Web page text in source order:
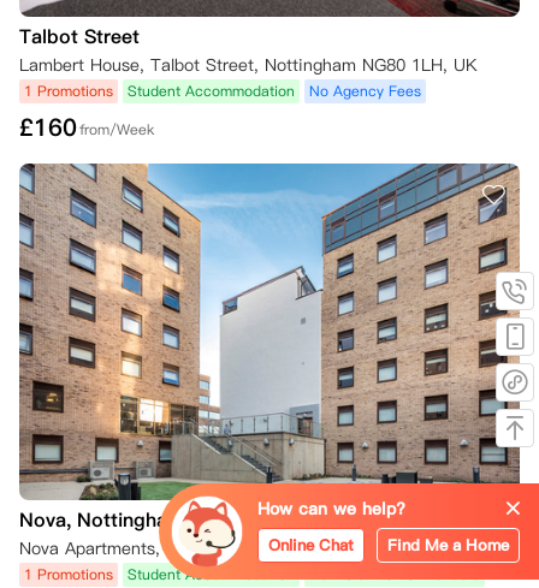
息；但是，公寓方没有义务确保找到替代租户。
任何替代租户都必须经房东批准，并且房间可以按当前市场价格重新出
租。
一旦合适的替代租户签署了新的租赁协议并确认预订：
- 您将解除租赁义务；
- 将扣除 50 英镑的管理费，用于支付修改租赁协议的成本；
- 如果预付租金退还至非英国银行账户，可能需要支付20英镑的国际银
行手续费。
预付租金不可转让给其他租户或转至其他学年。您仍需承担租赁责任，直
至：
- 替代租户的冷静期结束，或
- 替代租户已入住。
如果替代租户在冷静期内取消租赁，您的责任将持续到找到另一位合适的
租户为止。
4. 入住后取消预订
如果您已领取钥匙或入住，通常情况下无法取消租约。您仍需支付租金，
直至：
- 租约到期日；
- 法律规定的法定通知期届满；
- 找到新的租客并将房间重新出租。
Talbot Street
Lambert House, Talbot Street, Nottingham NG80 1LH, UK
1 Promotions Student Accommodation No Agency Fees
£160from/Week
Nova, Nottingham
Nova Apartments, 67 Talbot St Nottingham Nottingham,NG1 5HD
1 Promotions Student Accommodation
How can we help?
Online Chat Find Me a Home